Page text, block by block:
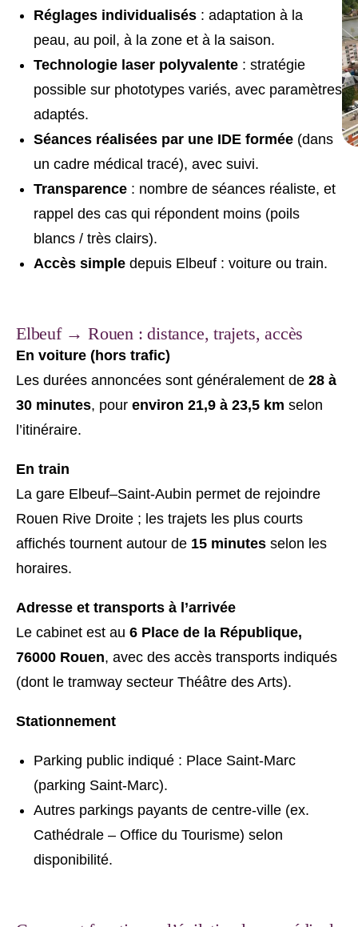
Réglages individualisés: adaptation à la
peau, au poil, à la zone et à la saison.
Technologie laser polyvalente: stratégie
possible sur phototypes variés, avec paramètres
adaptés.
Séances réalisées par une IDE formée(dans
un cadre médical tracé), avec suivi.
Transparence: nombre de séances réaliste, et
rappel des cas qui répondent moins (poils
blancs / très clairs).
Accès simpledepuis Elbeuf : voiture ou train.
Elbeuf → Rouen : distance, trajets, accès
En voiture (hors trafic)
Les durées annoncées sont généralement de 28 à
30 minutes, pour environ 21,9 à 23,5 km selon
l’itinéraire.
En train
La gare Elbeuf–Saint-Aubin permet de rejoindre
Rouen Rive Droite ; les trajets les plus courts
affichés tournent autour de 15 minutes selon les
horaires.
Adresse et transports à l’arrivée
Le cabinet est au 6 Place de la République,
76000 Rouen, avec des accès transports indiqués
(dont le tramway secteur Théâtre des Arts).
Stationnement
Parking public indiqué : Place Saint-Marc
(parking Saint-Marc).
Autres parkings payants de centre-ville (ex.
Cathédrale – Office du Tourisme) selon
disponibilité.